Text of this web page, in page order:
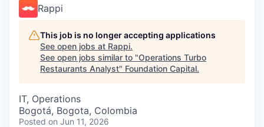
Rappi
This job is no longer accepting applications
See open jobs at Rappi.
See open jobs similar to "Operations Turbo
Restaurants Analyst" Foundation Capital.
IT, Operations
Bogotá, Bogota, Colombia
Posted on Jun 11, 2026